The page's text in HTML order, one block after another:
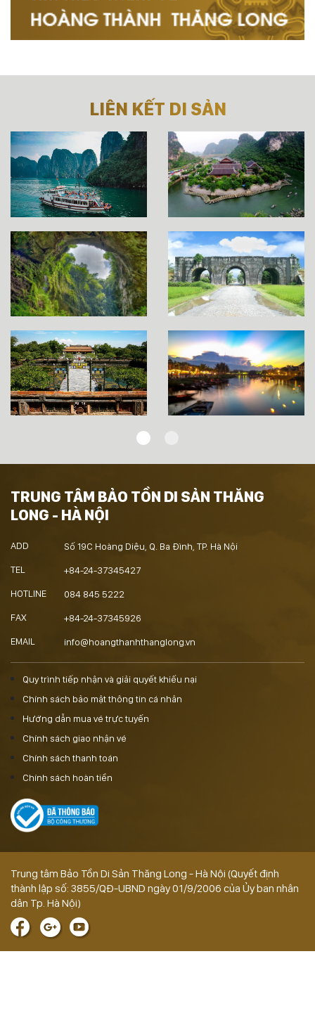
LIÊN KẾT DI SẢN
TRUNG TÂM BẢO TỒN DI SẢN THĂNG
LONG - HÀ NỘI
ADD Số 19C Hoàng Diệu, Q. Ba Đình, TP. Hà Nội
TEL +84-24-37345427
HOTLINE 084 845 5222
FAX +84-24-37345926
EMAIL info@hoangthanhthanglong.vn
Quy trình tiếp nhận và giải quyết khiếu nại
Chính sách bảo mật thông tin cá nhân
Hướng dẫn mua vé trực tuyến
Chính sách giao nhận vé
Chính sách thanh toán
Chính sách hoàn tiền
Trung tâm Bảo Tồn Di Sản Thăng Long - Hà Nội (Quyết định
thành lập số: 3855/QĐ-UBND ngày 01/9/2006 của Ủy ban nhân
dân Tp. Hà Nội)